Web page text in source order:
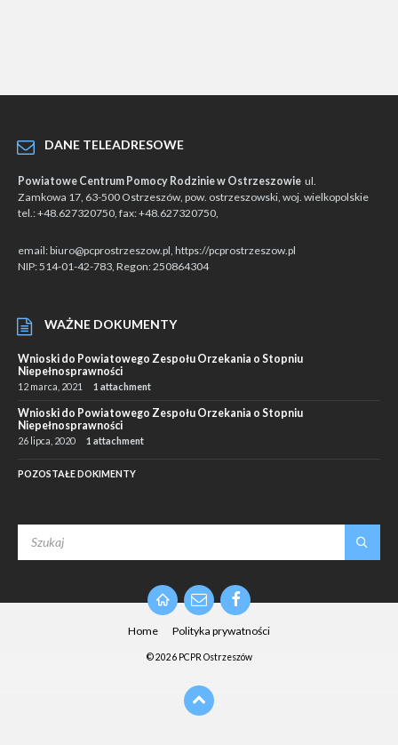
DANE TELEADRESOWE
Powiatowe Centrum Pomocy Rodzinie w Ostrzeszowie ul.
Zamkowa 17, 63-500 Ostrzeszów, pow. ostrzeszowski, woj. wielkopolskie
tel.: +48.627320750, fax: +48.627320750,
email: biuro@pcprostrzeszow.pl, https://pcprostrzeszow.pl
NIP: 514-01-42-783, Regon: 250864304
WAŻNE DOKUMENTY
Wnioski do Powiatowego Zespołu Orzekania o Stopniu
Niepełnosprawności
12 marca, 2021 1 attachment
Wnioski do Powiatowego Zespołu Orzekania o Stopniu
Niepełnosprawności
26 lipca, 2020 1 attachment
POZOSTAŁE DOKIMENTY
EmailFacebook
Home Polityka prywatności
© 2026 PCPR Ostrzeszów